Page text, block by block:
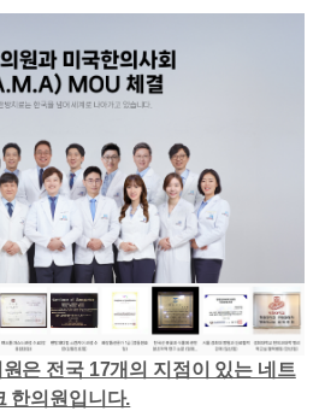
은 전국 17개의 지점이 있는 네트
한의원입니다.